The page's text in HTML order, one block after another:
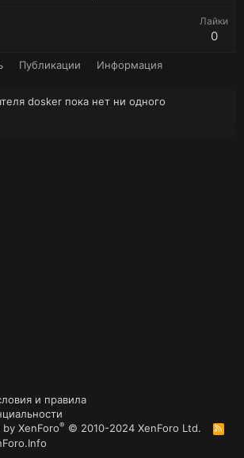
Лайки
0
Публикации Информация
dosker пока нет ни одного
и правила
XenForo® © 2010-2024 XenForo Ltd.
R
S